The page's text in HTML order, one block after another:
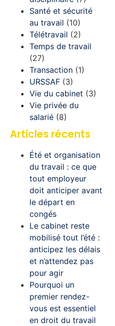
Santé et sécurité
au travail (10)
Télétravail (2)
Temps de travail
(27)
Transaction (1)
URSSAF (3)
Vie du cabinet (3)
Vie privée du
salarié (8)
Articles récents
Été et organisation
du travail : ce que
tout employeur
doit anticiper avant
le départ en
congés
Le cabinet reste
mobilisé tout l’été :
anticipez les délais
et n’attendez pas
pour agir
Pourquoi un
premier rendez-
vous est essentiel
en droit du travail